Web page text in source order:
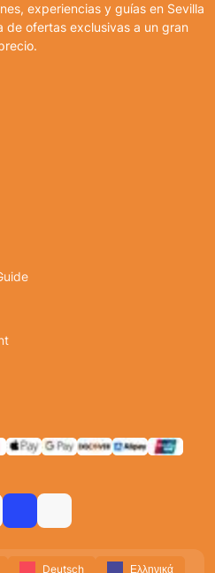
experiencias y guías en Sevilla
de ofertas exclusivas a un gran
Deutsch Ελληνικά